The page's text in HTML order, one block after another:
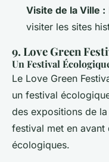
Visite de la Ville :
visiter les sites
9. Love Green
Un Festival
Le Love Green
un festival
des expositions de
festival met en avant
écologiques.